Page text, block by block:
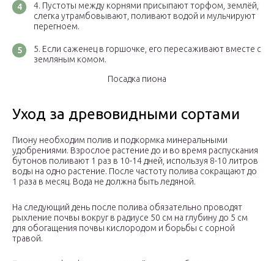
Пустоты между корнями присыпают торфом, землёй,
слегка утрамбовывают, поливают водой и мульчируют
перегноем.
Если саженец в горшочке, его пересаживают вместе с
земляным комом.
Посадка пиона
Уход за древовидными сортами
Пиону необходим полив и подкормка минеральными
удобрениями. Взрослое растение до и во время распускания
бутонов поливают 1 раз в 10-14 дней, используя 8-10 литров
воды на одно растение. После частоту полива сокращают до
1 раза в месяц. Вода не должна быть ледяной.
На следующий день после полива обязательно проводят
рыхление почвы вокруг в радиусе 50 см на глубину до 5 см
для обогащения почвы кислородом и борьбы с сорной
травой.